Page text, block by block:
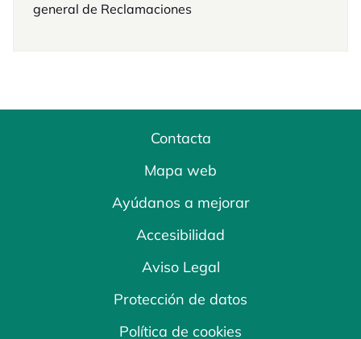
general de Reclamaciones
Contacta
Mapa web
Ayúdanos a mejorar
Accesibilidad
Aviso Legal
Protección de datos
Política de cookies